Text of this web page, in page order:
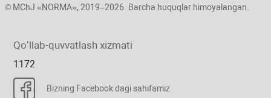
© MChJ «NORMA», 2019–2026. Barcha huquqlar himoyalangan.
Qoʻllab-quvvatlash хizmati
1172
Bizning Facebook dagi sahifamiz